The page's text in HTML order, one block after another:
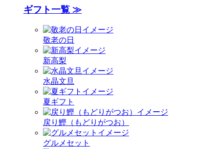
ギフト一覧 ≫
敬老の日
新高梨
水晶文旦
夏ギフト
戻り鰹（もどりがつお）
グルメセット